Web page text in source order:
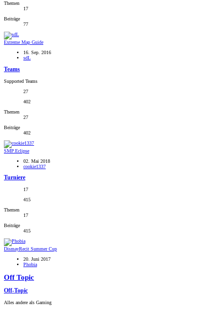
Themen
17
Beiträge
77
Extreme Map Guide
16. Sep. 2016
sdL
Teams
Supported Teams
27
402
Themen
27
Beiträge
402
SMP.Eclipse
02. Mai 2018
cookie1337
Turniere
17
415
Themen
17
Beiträge
415
DismayRecit Summer Cup
20. Juni 2017
Phobia
Off Topic
Off-Topic
Alles andere als Gaming